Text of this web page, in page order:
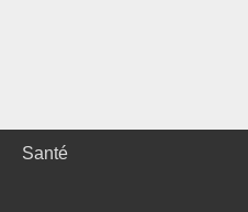
Santé